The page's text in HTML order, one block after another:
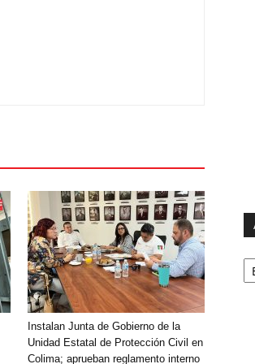
Instalan Junta de Gobierno de la
Unidad Estatal de Protección Civil en
Colima; aprueban reglamento interno